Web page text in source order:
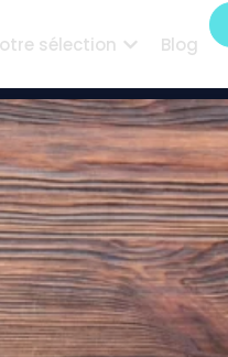
sélection Blog